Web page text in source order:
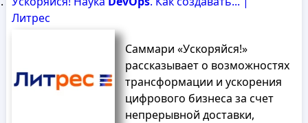
Литрес
Саммари «Ускоряйся!»
рассказывает о возможностях
трансформации и ускорения
цифрового бизнеса за счет
непрерывной доставки,